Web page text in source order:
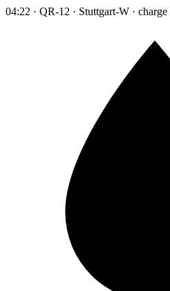
04:22 · QR-12 · Stuttgart-W ·